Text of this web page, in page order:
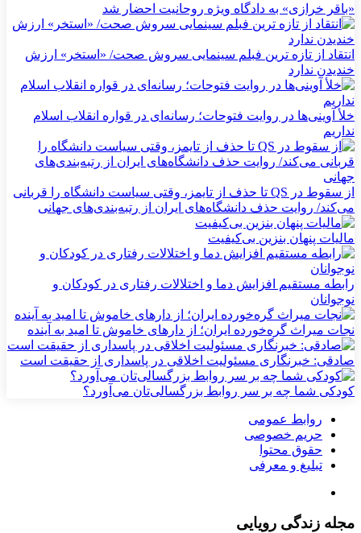
«باقر خرازی» به دادگاه ویژه روحانیت احضار شد
انتقاد از تازه ترین فبلم سینمایی سروش صحت/ «استخر» ارزش
خندیدن ندارد
خلأ آوینی‌ها در روایت فتوحات؛ رسانه‌ای در قواره انقلاب اسلام
نداریم
از سقوط در QS تا حذف از تایمز، وقتی سیاست دانشگاه را قربانی
می‌کند/ روایت حذف دانشگاه‌های ایران از رتبه‌بندی‌های جهانی
مالیات پنهان بنزین بی‌کیفیت
رابطه مستقیم افزایش دما و اختلالات رفتاری در کودکان و
نوجوانان
نجات میراث گره‌خورده ایران؛ از دارهای خاموش تا امید به آینده
صادقی: خبرنگاری مسئولیت اخلاقی در پاسداری از حقیقت است
کودکی شما چه بر سر روابط بزرگسالی‌تان می‌آورد؟
روابط عمومی
حریم خصوصی
حقوق محتوا
تبلیغ و معرفی
مجله زندگی رویایی